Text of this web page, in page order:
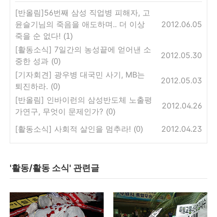
[반올림]56번째 삼성 직업병 피해자, 고
윤슬기님의 죽음을 애도하며.. 더 이상
죽을 순 없다! (1)
2012.06.05
[활동소식] 7일간의 농성끝에 얻어낸 소
중한 성과 (0)
2012.05.30
[기자회견] 광우병 대국민 사기, MB는
퇴진하라. (0)
2012.05.03
[반올림] 인바이런의 삼성반도체 노출평
가연구, 무엇이 문제인가? (0)
2012.04.26
[활동소식] 사회적 살인을 멈추라! (0) 2012.04.23
'활동/활동 소식' 관련글